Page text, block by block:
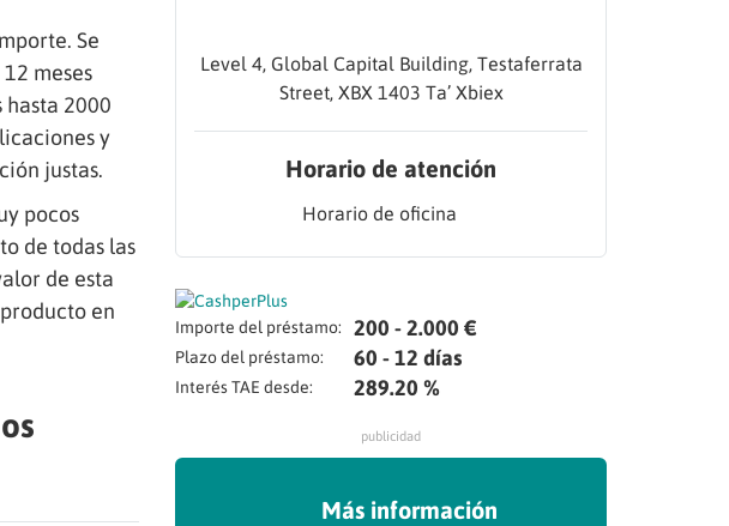
Se
meses
2000
y
justas.
pocos
de todas las
de esta
en
Level 4, Global Capital Building, Testaferrata
Street, XBX 1403 Ta’ Xbiex
Horario de atención
Horario de oficina
Importe del préstamo: 200 - 2.000 €
Plazo del préstamo: 60 - 12 días
Interés TAE desde: 289.20 %
publicidad
Más información